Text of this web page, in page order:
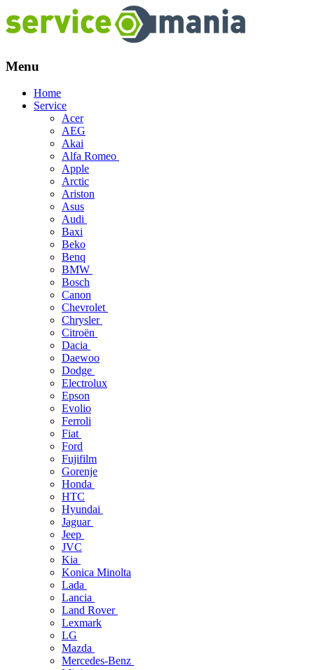
Menu
Skip
Home
Service
Acer
AEG
Akai
Alfa Romeo
Apple
Arctic
Ariston
Asus
Audi
Baxi
Beko
Benq
BMW
Bosch
Canon
Chevrolet
Chrysler
Citroën
Dacia
Daewoo
Dodge
Electrolux
Epson
Evolio
Ferroli
Fiat
Ford
Fujifilm
Gorenje
Honda
HTC
Hyundai
Jaguar
Jeep
JVC
Kia
Konica Minolta
Lada
Lancia
Land Rover
Lexmark
LG
Mazda
Mercedes-Benz